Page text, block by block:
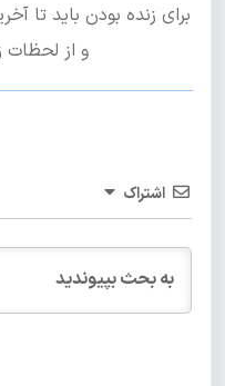
برای زنده بودن باید تا
و از لحظات
اشتراک